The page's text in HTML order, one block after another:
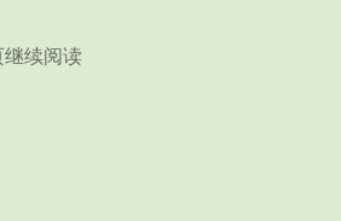
续阅读